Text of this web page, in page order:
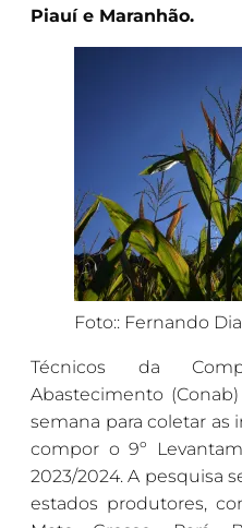
Piauí e Maranhão.
Foto:: Fernando
Técnicos da
Abastecimento
semana para coletar as
compor o 9º
2023/2024. A pesquisa
estados produtores,